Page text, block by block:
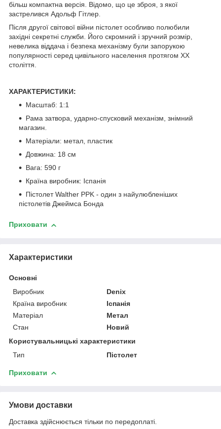
більш компактна версія. Відомо, що це зброя, з якої
застрелився Адольф Гітлер.
Після другої світової війни пістолет особливо полюбили
західні секретні служби. Його скромний і зручний розмір,
невелика віддача і безпека механізму були запорукою
популярності серед цивільного населення протягом ХХ
століття.
ХАРАКТЕРИСТИКИ:
Масштаб: 1:1
Рама затвора, ударно-спусковий механізм, знімний
магазин.
Матеріали: метал, пластик
Довжина: 18 см
Вага: 590 г
Країна виробник: Іспанія
Пістолет Walther PPK - один з найулюбленіших
пістолетів Джеймса Бонда
Приховати
Характеристики
Основні
Виробник
Denix
Країна виробник
Іспанія
Матеріал
Метал
Стан
Новий
Користувальницькі характеристики
Тип
Пістолет
Приховати
Умови доставки
Доставка здійснюється тільки по передоплаті.